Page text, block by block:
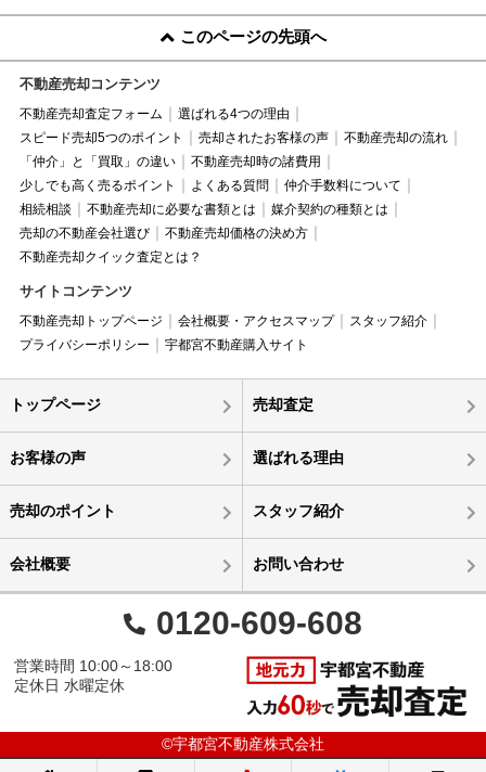
このページの先頭へ
不動産売却コンテンツ
不動産売却査定フォーム
選ばれる4つの理由
スピード売却5つのポイント
売却されたお客様の声
不動産売却の流れ
「仲介」と「買取」の違い
不動産売却時の諸費用
少しでも高く売るポイント
よくある質問
仲介手数料について
相続相談
不動産売却に必要な書類とは
媒介契約の種類とは
売却の不動産会社選び
不動産売却価格の決め方
不動産売却クイック査定とは？
サイトコンテンツ
不動産売却トップページ 会社概要・アクセスマップ
スタッフ紹介
プライバシーポリシー
宇都宮不動産購入サイト
トップページ 売却査定
お客様の声 選ばれる理由
売却のポイント スタッフ紹介
会社概要 お問い合わせ
0120-609-608
営業時間 10:00～18:00
定休日 水曜定休
©宇都宮不動産株式会社